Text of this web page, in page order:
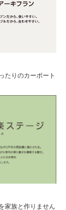
たりのカーポート
家族と作りません